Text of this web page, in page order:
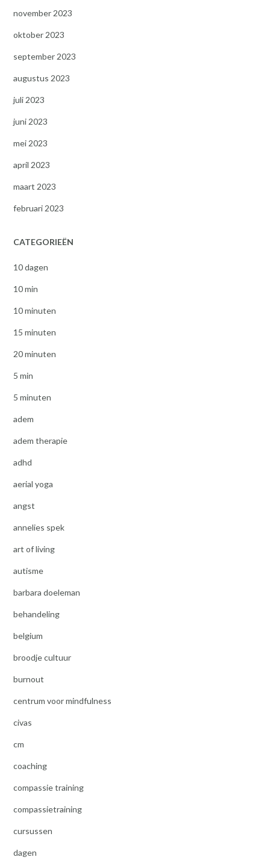
november 2023
oktober 2023
september 2023
augustus 2023
juli 2023
juni 2023
mei 2023
april 2023
maart 2023
februari 2023
CATEGORIEËN
10 dagen
10 min
10 minuten
15 minuten
20 minuten
5 min
5 minuten
adem
adem therapie
adhd
aerial yoga
angst
annelies spek
art of living
autisme
barbara doeleman
behandeling
belgium
broodje cultuur
burnout
centrum voor mindfulness
civas
cm
coaching
compassie training
compassietraining
cursussen
dagen